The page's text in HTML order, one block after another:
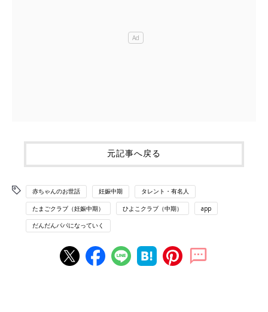
元記事へ戻る
赤ちゃんのお世話 妊娠中期 タレント・有名人
たまごクラブ（妊娠中期） ひよこクラブ（中期） app
だんだんパパになっていく